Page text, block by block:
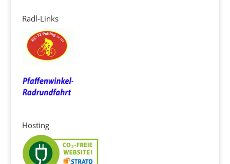
Radl-Links
Hosting